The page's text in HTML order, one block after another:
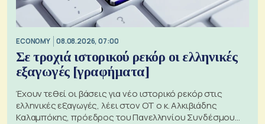
ECONOMY 08.08.2026, 07:00
Σε τροχιά ιστορικού ρεκόρ οι ελληνικές
εξαγωγές [γραφήματα]
Έχουν τεθεί οι βάσεις για νέο ιστορικό ρεκόρ στις
ελληνικές εξαγωγές, λέει στον ΟΤ ο κ. Αλκιβιάδης
Καλαμπόκης, πρόεδρος του Πανελληνίου Συνδέσμου